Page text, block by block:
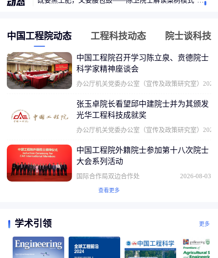
中国工程院动态 工程科技动态 院士谈科技
中国工程院召开学习陈立泉、贲德院士
科学家精神座谈会
办公厅机关党委办公室（宣传及政策研究室）
张玉卓院长看望邱中建院士并为其颁发
光华工程科技成就奖
办公厅机关党委办公室（宣传及政策研究室）
中国工程院外籍院士参加第十八次院士
大会系列活动
国际合作局双边合作处 2026-08-03
查看更多
学术引领 更多